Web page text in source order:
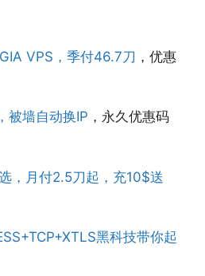
VPS，季付46.7刀 ，优惠
被墙自动换IP ，永久优惠码
，月付2.5刀起，充10$送
黑科技带你起